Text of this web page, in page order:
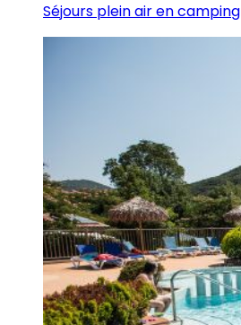
Séjours plein air en camping